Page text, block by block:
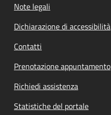
Note legali
Dichiarazione di accessibilità
Contatti
Prenotazione appuntamento
Richiedi assistenza
Statistiche del portale